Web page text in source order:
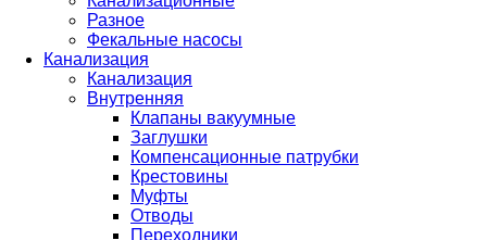
Разное
Фекальные насосы
Канализация
Канализация
Внутренняя
Клапаны вакуумные
Заглушки
Компенсационные патрубки
Крестовины
Муфты
Отводы
Переходники